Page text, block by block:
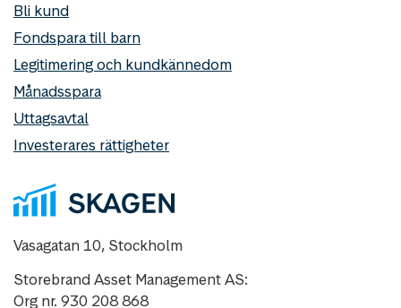
Bli kund
Fondspara till barn
Legitimering och kundkännedom
Månadsspara
Uttagsavtal
Investerares rättigheter
Vasagatan 10, Stockholm
Storebrand Asset Management AS:
Org nr. 930 208 868